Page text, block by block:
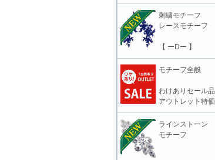
刺繍モチーフ
レースモチーフ
【 ーDー 】
モチーフ全般
わけありセール品
アウトレット特価
ラインストーン
モチーフ